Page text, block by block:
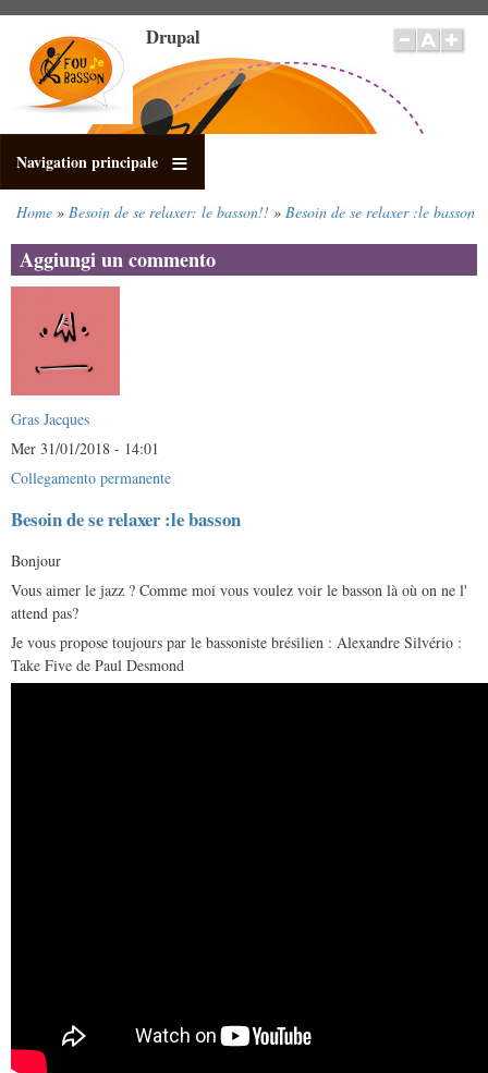
contenuto
principale
Drupal
Navigation principale
di
pane
Home Besoin de se relaxer: le basson!! Besoin de se relaxer :le basson
Aggiungi un commento
Gras Jacques
Mer 31/01/2018 - 14:01
Collegamento permanente
Besoin de se relaxer :le basson
Bonjour
Vous aimer le jazz ? Comme moi vous voulez voir le basson là où on ne l'
attend pas?
Je vous propose toujours par le bassoniste brésilien : Alexandre Silvério :
Take Five de Paul Desmond